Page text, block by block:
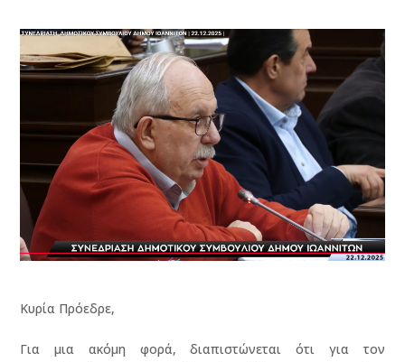
Κυρία Πρόεδρε,
Για μια ακόμη φορά, διαπιστώνεται ότι για τον